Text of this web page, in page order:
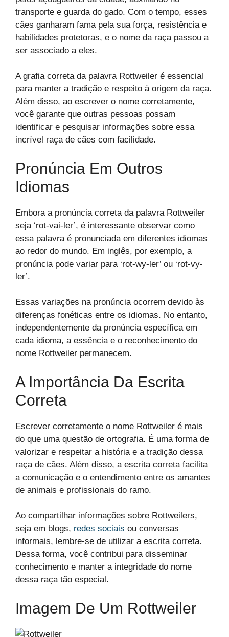
transporte e guarda do gado. Com o tempo, esses
cães ganharam fama pela sua força, resistência e
habilidades protetoras, e o nome da raça passou a
ser associado a eles.
A grafia correta da palavra Rottweiler é essencial
para manter a tradição e respeito à origem da raça.
Além disso, ao escrever o nome corretamente,
você garante que outras pessoas possam
identificar e pesquisar informações sobre essa
incrível raça de cães com facilidade.
Pronúncia Em Outros
Idiomas
Embora a pronúncia correta da palavra Rottweiler
seja ‘rot-vai-ler’, é interessante observar como
essa palavra é pronunciada em diferentes idiomas
ao redor do mundo. Em inglês, por exemplo, a
pronúncia pode variar para ‘rot-wy-ler’ ou ‘rot-vy-
ler’.
Essas variações na pronúncia ocorrem devido às
diferenças fonéticas entre os idiomas. No entanto,
independentemente da pronúncia específica em
cada idioma, a essência e o reconhecimento do
nome Rottweiler permanecem.
A Importância Da Escrita
Correta
Escrever corretamente o nome Rottweiler é mais
do que uma questão de ortografia. É uma forma de
valorizar e respeitar a história e a tradição dessa
raça de cães. Além disso, a escrita correta facilita
a comunicação e o entendimento entre os amantes
de animais e profissionais do ramo.
Ao compartilhar informações sobre Rottweilers,
seja em blogs, redes sociais ou conversas
informais, lembre-se de utilizar a escrita correta.
Dessa forma, você contribui para disseminar
conhecimento e manter a integridade do nome
dessa raça tão especial.
Imagem De Um Rottweiler